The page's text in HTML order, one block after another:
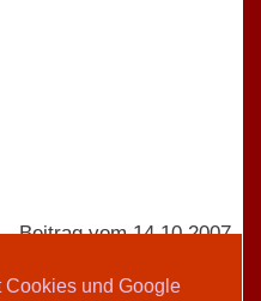
Cookies und Google
Beitrag vom 14.10.2007